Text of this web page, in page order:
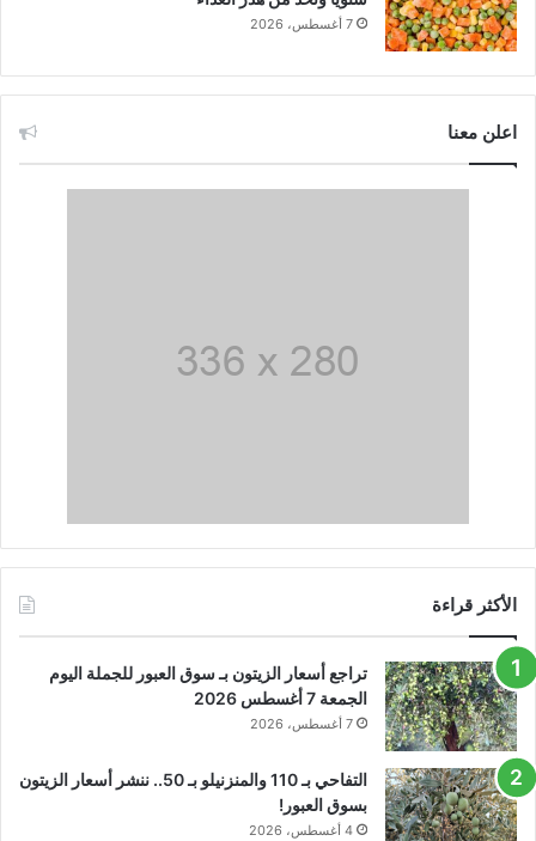
7 أغسطس، 2026
اعلن معنا
الأكثر قراءة
تراجع أسعار الزيتون بـ سوق العبور للجملة اليوم
الجمعة 7 أغسطس 2026
7 أغسطس، 2026
التفاحي بـ 110 والمنزنيلو بـ 50.. ننشر أسعار الزيتون
بسوق العبور!
4 أغسطس، 2026